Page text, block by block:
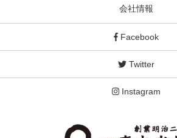
会社情報
Facebook
Twitter
Instagram